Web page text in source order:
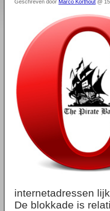
Geschreven door Marco Korthout @
internetadressen
De blokkade is